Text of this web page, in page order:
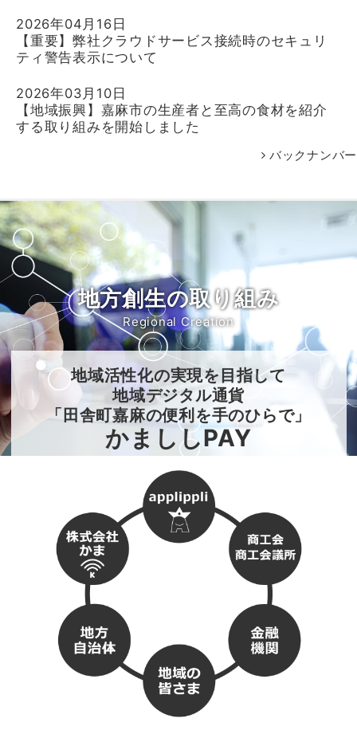
2026年04月16日
【重要】弊社クラウドサービス接続時のセキュリ
ティ警告表示について
2026年03月10日
【地域振興】嘉麻市の生産者と至高の食材を紹介
する取り組みを開始しました
バックナンバー
地方創生の取り組み
Regional Creation
地域活性化の実現を目指して
地域デジタル通貨
「田舎町嘉麻の便利を手のひらで」
かまししPAY